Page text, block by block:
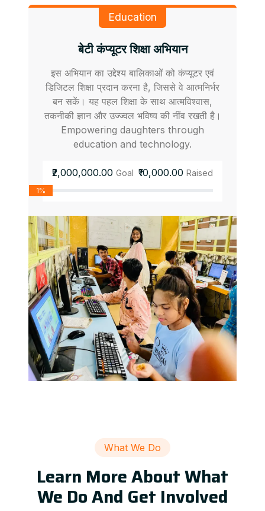
Education
बेटी कंप्यूटर शिक्षा अभियान
इस अभियान का उद्देश्य बालिकाओं को कंप्यूटर एवं
डिजिटल शिक्षा प्रदान करना है, जिससे वे आत्मनिर्भर
बन सकें। यह पहल शिक्षा के साथ आत्मविश्वास,
तकनीकी ज्ञान और उज्ज्वल भविष्य की नींव रखती है।
Empowering daughters through
education and technology.
₹2,000,000.00 Goal ₹10,000.00 Raised
1%
What We Do
Learn More About What
We Do And Get Involved